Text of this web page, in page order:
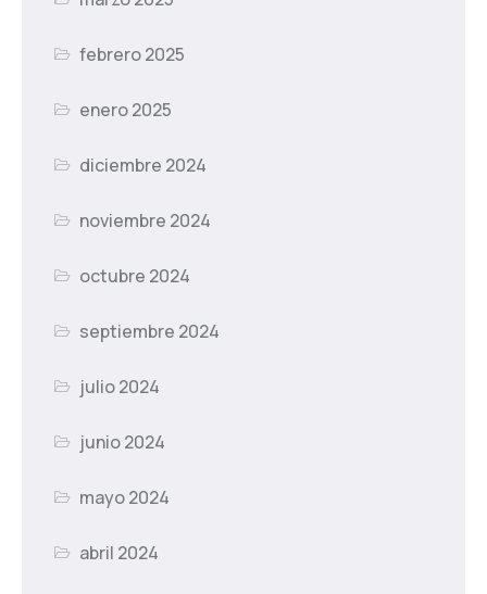
febrero 2025
enero 2025
diciembre 2024
noviembre 2024
octubre 2024
septiembre 2024
julio 2024
junio 2024
mayo 2024
abril 2024